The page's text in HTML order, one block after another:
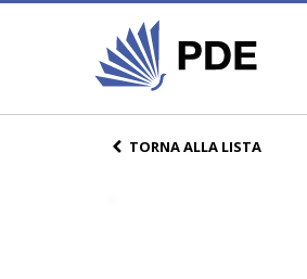
TORNA ALLA LISTA